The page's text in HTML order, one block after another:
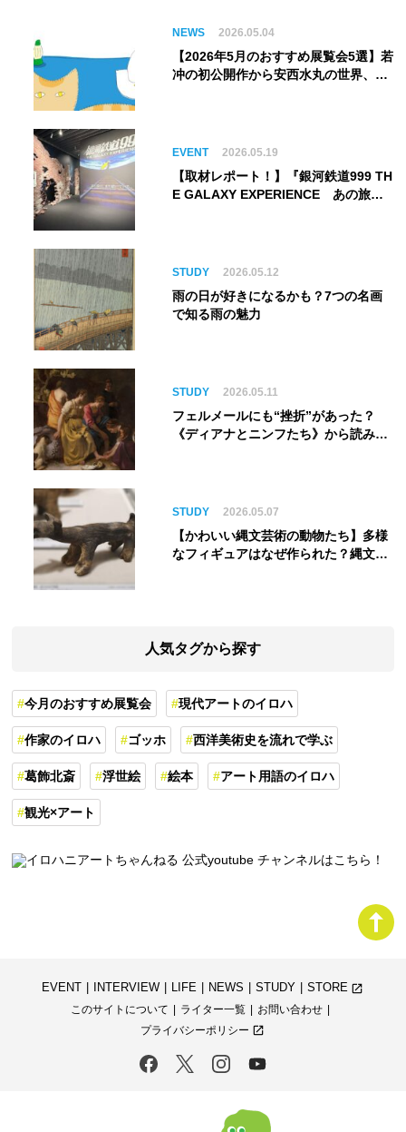
NEWS 2026.05.04
【2026年5月のおすすめ展覧会5選】若
冲の初公開作から安西水丸の世界、そ
EVENT 2026.05.19
【取材レポート！】『銀河鉄道999 TH
E GALAXY EXPERIENCE あの旅
ム】
STUDY 2026.05.12
雨の日が好きになるかも？7つの名画
で知る雨の魅力
STUDY 2026.05.11
フェルメールにも“挫折”があった？
《ディアナとニンフたち》から読み解
STUDY 2026.05.07
【かわいい縄文芸術の動物たち】多様
なフィギュアはなぜ作られた？縄文人
人気タグから探す
今月のおすすめ展覧会 現代アートのイロハ
作家のイロハ ゴッホ 西洋美術史を流れで学ぶ
葛飾北斎 浮世絵 絵本 アート用語のイロハ
観光×アート
EVENT INTERVIEW LIFE NEWS STUDY STORE launch
このサイトについて
ライター一覧
お問い合わせ
プライバシーポリシー launch